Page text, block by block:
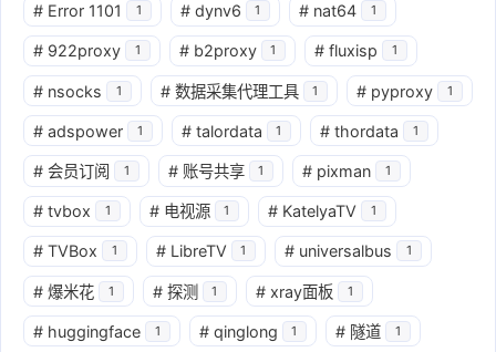
# Error 1101 1 # dynv6 1 # nat64 1
# 922proxy 1 # b2proxy 1 # fluxisp 1
# nsocks 1 # 数据采集代理工具 1 # pyproxy 1
# adspower 1 # talordata 1 # thordata 1
# 会员订阅 1 # 账号共享 1 # pixman 1
# tvbox 1 # 电视源 1 # KatelyaTV 1
# TVBox 1 # LibreTV 1 # universalbus 1
# 爆米花 1 # 探测 1 # xray面板 1
# huggingface 1 # qinglong 1 # 隧道 1